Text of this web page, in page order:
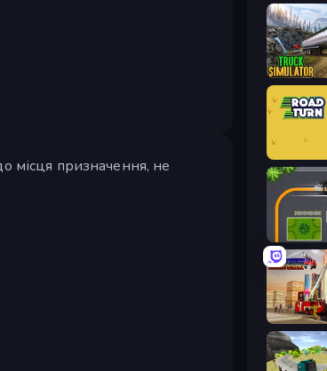
місця призначення, не
Parking